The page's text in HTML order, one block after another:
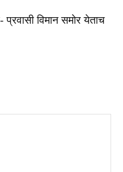
विमान समोर येताच